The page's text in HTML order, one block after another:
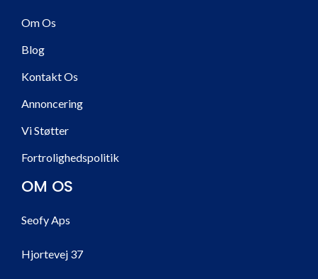
Om Os
Blog
Kontakt Os
Annoncering
Vi Støtter
Fortrolighedspolitik
OM OS
Seofy Aps
Hjortevej 37